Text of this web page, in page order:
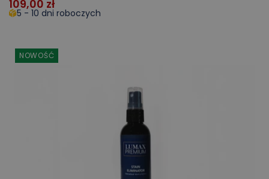
109,00 zł
5 - 10 dni roboczych
NOWOŚĆ